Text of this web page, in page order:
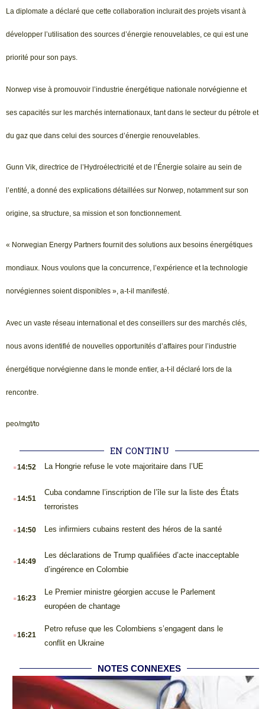
La diplomate a déclaré que cette collaboration inclurait des projets visant à
développer l’utilisation des sources d’énergie renouvelables, ce qui est une
priorité pour son pays.
Norwep vise à promouvoir l’industrie énergétique nationale norvégienne et
ses capacités sur les marchés internationaux, tant dans le secteur du pétrole et
du gaz que dans celui des sources d’énergie renouvelables.
Gunn Vik, directrice de l’Hydroélectricité et de l’Énergie solaire au sein de
l’entité, a donné des explications détaillées sur Norwep, notamment sur son
origine, sa structure, sa mission et son fonctionnement.
« Norwegian Energy Partners fournit des solutions aux besoins énergétiques
mondiaux. Nous voulons que la concurrence, l’expérience et la technologie
norvégiennes soient disponibles », a-t-il manifesté.
Avec un vaste réseau international et des conseillers sur des marchés clés,
nous avons identifié de nouvelles opportunités d’affaires pour l’industrie
énergétique norvégienne dans le monde entier, a-t-il déclaré lors de la
rencontre.
peo/mgt/to
EN CONTINU
.14:52 La Hongrie refuse le vote majoritaire dans l’UE
.14:51
Cuba condamne l’inscription de l’île sur la liste des États
terroristes
.14:50 Les infirmiers cubains restent des héros de la santé
.14:49
Les déclarations de Trump qualifiées d’acte inacceptable
d’ingérence en Colombie
.16:23
Le Premier ministre géorgien accuse le Parlement
européen de chantage
.16:21
Petro refuse que les Colombiens s’engagent dans le
conflit en Ukraine
NOTES CONNEXES